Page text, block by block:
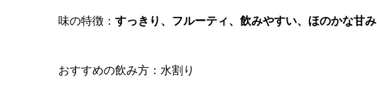
味の特徴： すっきり、フルーティ、飲みやすい、ほのかな甘み
おすすめの飲み方：水割り